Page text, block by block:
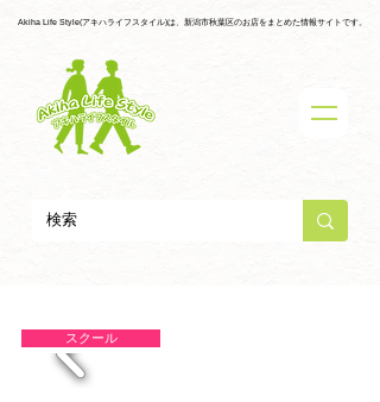
Akiha Life Style(アキハライフスタイル)は、新潟市秋葉区のお店をまとめた情報サイトです。
スクール